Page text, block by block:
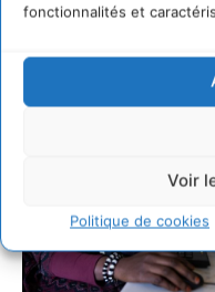
fonctionnalités et
Voir
Politique de cookies